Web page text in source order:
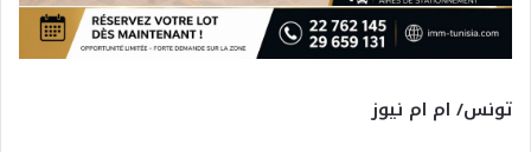
تونس/ ام ام نيوز